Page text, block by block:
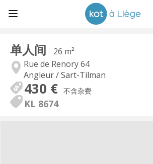
单人间
26 m²
Rue de Renory 64
Angleur / Sart-Tilman
430 € 不含杂费
KL 8674